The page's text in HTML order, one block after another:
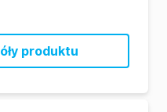
produktu